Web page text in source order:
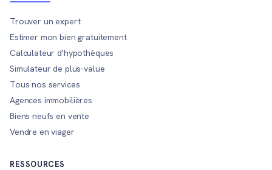
Trouver un expert
Estimer mon bien gratuitement
Calculateur d'hypothèques
Simulateur de plus-value
Tous nos services
Agences immobilières
Biens neufs en vente
Vendre en viager
RESSOURCES